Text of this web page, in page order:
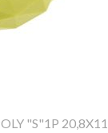
"S"1P